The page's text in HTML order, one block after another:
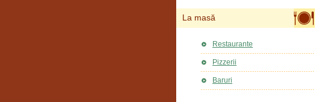
La masă
Restaurante
Pizzerii
Baruri